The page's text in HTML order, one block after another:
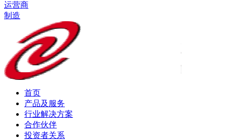
运营商
制造
首页
产品及服务
行业解决方案
合作伙伴
投资者关系